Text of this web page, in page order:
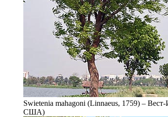
Swietenia mahagoni (Linnaeus, 1759) –
США)